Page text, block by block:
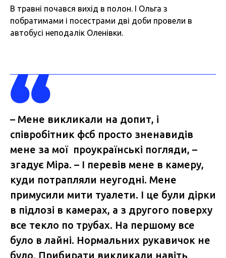
В травні почався вихід в полон. І Ольга з
побратимами і посестрами дві доби провели в
автобусі неподалік Оленівки.
– Мене викликали на допит, і
співробітник фсб просто зненавидів
мене за мої проукраїнські погляди, –
згадує Міра. – І перевів мене в камеру,
куди потрапляли неугодні. Мене
примусили мити туалети. І це були дірки
в підлозі в камерах, а з другого поверху
все текло по трубах. На першому все
було в лайні. Нормальних рукавичок не
було. Прибирати викликали навіть